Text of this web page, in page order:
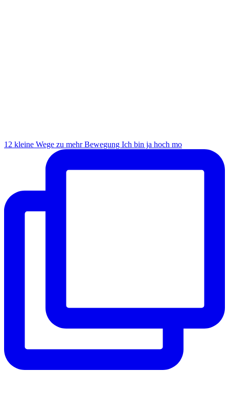
12 kleine Wege zu mehr Bewegung Ich bin ja hoch mo